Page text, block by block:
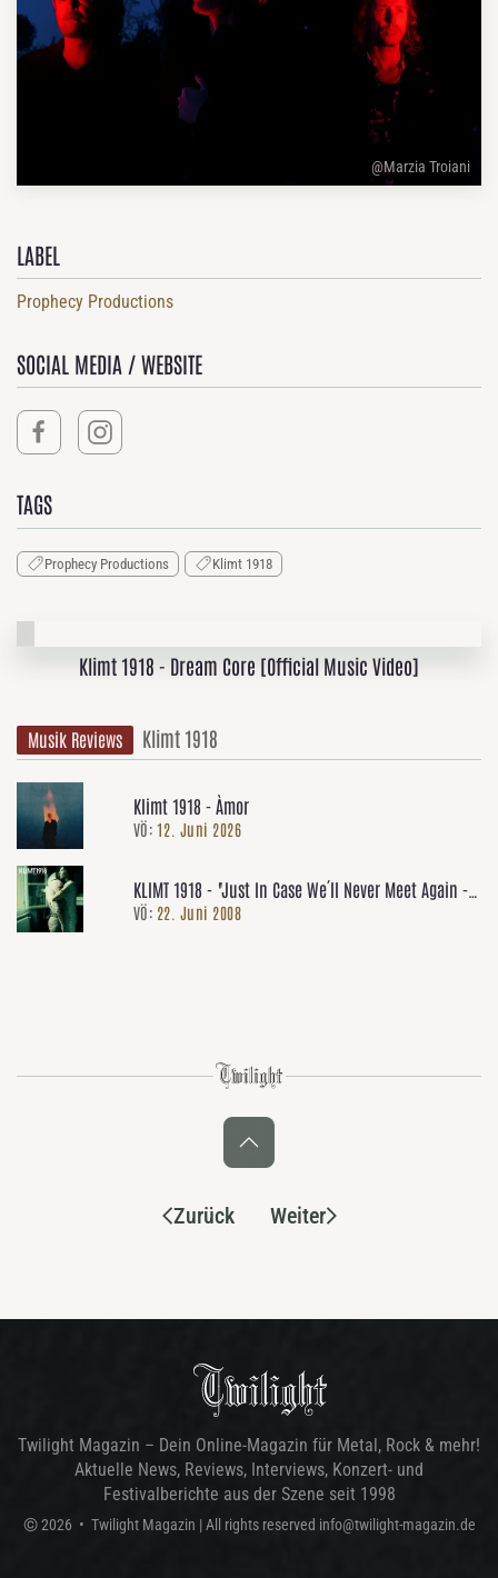
@Marzia Troiani
LABEL
Prophecy Productions
SOCIAL MEDIA / WEBSITE
TAGS
Prophecy Productions Klimt 1918
Klimt 1918 - Dream Core [Official Music Video]
Musik Reviews Klimt 1918
Klimt 1918 - Àmor
VÖ: 12. Juni 2026
KLIMT 1918 - "Just In Case We´ll Never Meet Again -
Soundtrack For The Casset
VÖ: 22. Juni 2008
Zurück Weiter
Twilight Magazin – Dein Online-Magazin für Metal, Rock & mehr!
Aktuelle News, Reviews, Interviews, Konzert- und
Festivalberichte aus der Szene seit 1998
© 2026 • Twilight Magazin | All rights reserved info@twilight-magazin.de